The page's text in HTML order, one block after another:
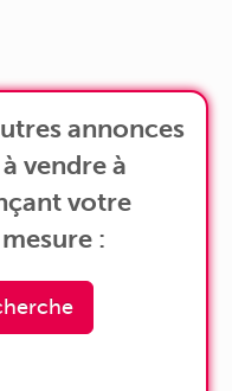
annonces
vendre à
votre
: